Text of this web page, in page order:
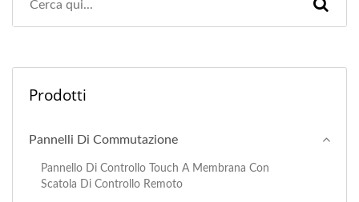
Prodotti
Pannelli Di Commutazione
Pannello Di Controllo Touch A Membrana Con
Scatola Di Controllo Remoto